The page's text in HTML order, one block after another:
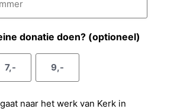
donatie doen? (optioneel)
7,- 9,-
naar het werk van Kerk in